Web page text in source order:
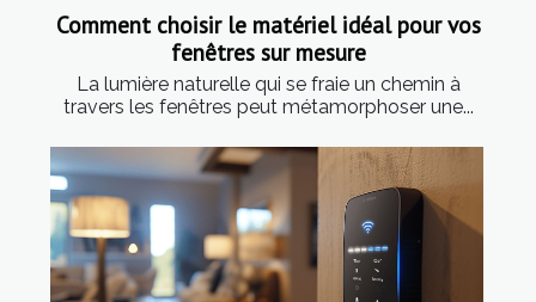
Comment choisir le matériel idéal pour vos
fenêtres sur mesure
La lumière naturelle qui se fraie un chemin à
travers les fenêtres peut métamorphoser une...